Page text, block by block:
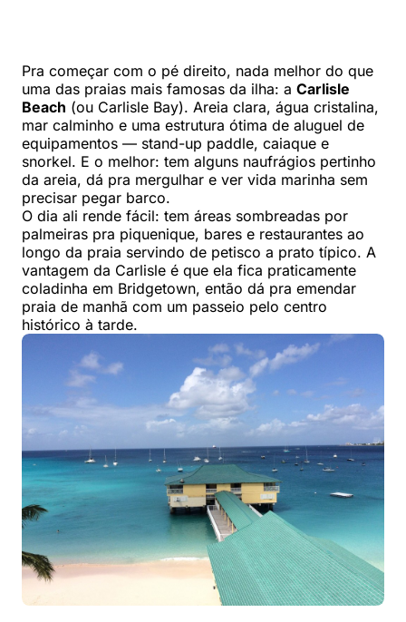
Pra começar com o pé direito, nada melhor do que
uma das praias mais famosas da ilha: a Carlisle
Beach (ou Carlisle Bay). Areia clara, água cristalina,
mar calminho e uma estrutura ótima de aluguel de
equipamentos — stand-up paddle, caiaque e
snorkel. E o melhor: tem alguns naufrágios pertinho
da areia, dá pra mergulhar e ver vida marinha sem
precisar pegar barco.
O dia ali rende fácil: tem áreas sombreadas por
palmeiras pra piquenique, bares e restaurantes ao
longo da praia servindo de petisco a prato típico. A
vantagem da Carlisle é que ela fica praticamente
coladinha em Bridgetown, então dá pra emendar
praia de manhã com um passeio pelo centro
histórico à tarde.